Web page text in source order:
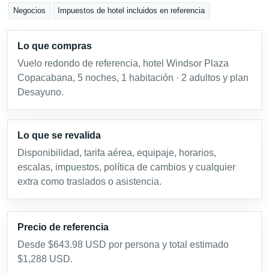
Negocios Impuestos de hotel incluidos en referencia
Lo que compras
Vuelo redondo de referencia, hotel Windsor Plaza
Copacabana, 5 noches, 1 habitación · 2 adultos y plan
Desayuno.
Lo que se revalida
Disponibilidad, tarifa aérea, equipaje, horarios,
escalas, impuestos, política de cambios y cualquier
extra como traslados o asistencia.
Precio de referencia
Desde $643.98 USD por persona y total estimado
$1,288 USD.